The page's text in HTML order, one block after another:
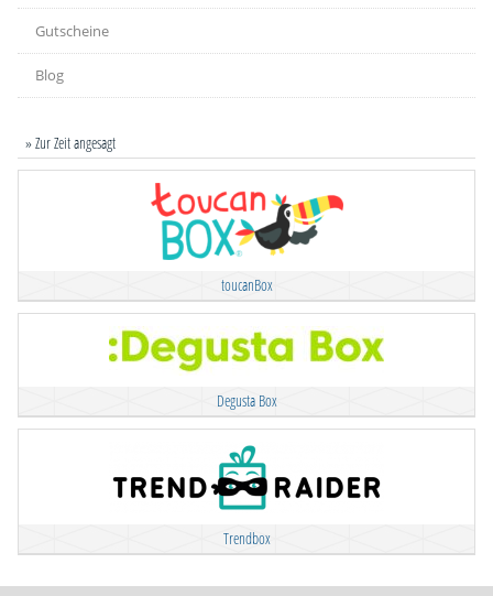
Gutscheine
Blog
» Zur Zeit angesagt
toucanBox
Degusta Box
Trendbox